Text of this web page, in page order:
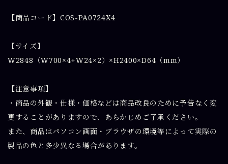
【商品コード】COS-PA0724X4
【サイズ】
W2848（W700×4+W24×2）×H2400×D64（mm）
【注意事項】
・商品の外観・仕様・価格などは商品改良のために予告なく変
更することがありますので、あらかじめご了承ください。
また、商品はパソコン画面・ブラウザの環境等によって実際の
製品の色と多少異なる場合があります。